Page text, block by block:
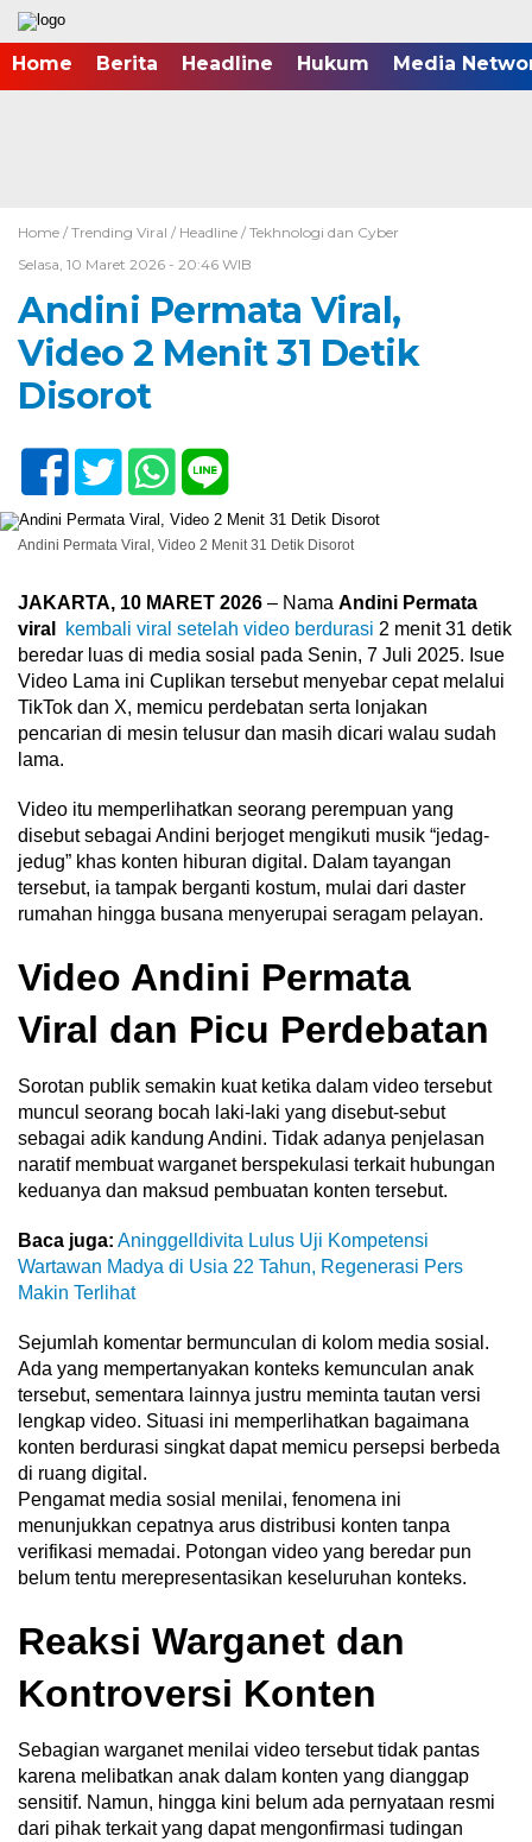
Home Berita Headline Hukum Media
Home / Trending Viral / Headline / Tekhnologi dan Cyber
Selasa, 10 Maret 2026 - 20:46 WIB
Andini Permata Viral,
Video 2 Menit 31 Detik
Disorot
Andini Permata Viral, Video 2 Menit 31 Detik Disorot
JAKARTA, 10 MARET 2026 – Nama Andini Permata
viral
kembali viral setelah video berdurasi 2 menit 31 detik
beredar luas di media sosial pada Senin, 7 Juli 2025. Isue
Video Lama ini Cuplikan tersebut menyebar cepat melalui
TikTok dan X, memicu perdebatan serta lonjakan
pencarian di mesin telusur dan masih dicari walau sudah
lama.
Video itu memperlihatkan seorang perempuan yang
disebut sebagai Andini berjoget mengikuti musik “jedag-
jedug” khas konten hiburan digital. Dalam tayangan
tersebut, ia tampak berganti kostum, mulai dari daster
rumahan hingga busana menyerupai seragam pelayan.
Video Andini Permata
Viral dan Picu Perdebatan
Sorotan publik semakin kuat ketika dalam video tersebut
muncul seorang bocah laki-laki yang disebut-sebut
sebagai adik kandung Andini. Tidak adanya penjelasan
naratif membuat warganet berspekulasi terkait hubungan
keduanya dan maksud pembuatan konten tersebut.
Baca juga: Aninggelldivita Lulus Uji Kompetensi
Wartawan Madya di Usia 22 Tahun, Regenerasi Pers
Makin Terlihat
Sejumlah komentar bermunculan di kolom media sosial.
Ada yang mempertanyakan konteks kemunculan anak
tersebut, sementara lainnya justru meminta tautan versi
lengkap video. Situasi ini memperlihatkan bagaimana
konten berdurasi singkat dapat memicu persepsi berbeda
di ruang digital.
Pengamat media sosial menilai, fenomena ini
menunjukkan cepatnya arus distribusi konten tanpa
verifikasi memadai. Potongan video yang beredar pun
belum tentu merepresentasikan keseluruhan konteks.
Reaksi Warganet dan
Kontroversi Konten
Sebagian warganet menilai video tersebut tidak pantas
karena melibatkan anak dalam konten yang dianggap
sensitif. Namun, hingga kini belum ada pernyataan resmi
dari pihak terkait yang dapat mengonfirmasi tudingan